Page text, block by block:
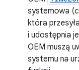
systemowa
która
i udostępnia
OEM muszą
systemu na